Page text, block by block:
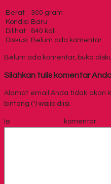
Berat
300 gram
Kondisi Baru
Dilihat
840 kali
Diskusi
Belum ada komentar
Belum ada komentar, buka
Silahkan tulis komentar
Alamat email Anda tidak akan
bintang (*) wajib diisi.
Isi